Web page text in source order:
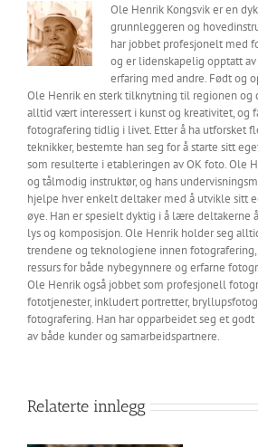
Ole Henrik Kongsvik er en
grunnleggeren og
har jobbet profesjonelt med
og er lidenskapelig opptatt
erfaring med andre. Født og
Ole Henrik en sterk tilknytning til regionen og
alltid vært interessert i kunst og kreativitet, og
fotografering tidlig i livet. Etter å ha utforsket
teknikker, bestemte han seg for å starte sitt
som resulterte i etableringen av OK foto. Ole
og tålmodig instruktør, og hans
hjelpe hver enkelt deltaker med å utvikle sitt
øye. Han er spesielt dyktig i å lære deltakerne
lys og komposisjon. Ole Henrik holder seg
trendene og teknologiene innen
ressurs for både nybegynnere og erfarne
Ole Henrik også jobbet som profesjonell
fototjenester, inkludert portretter,
fotografering. Han har opparbeidet seg et
av både kunder og samarbeidspartnere.
Relaterte innlegg